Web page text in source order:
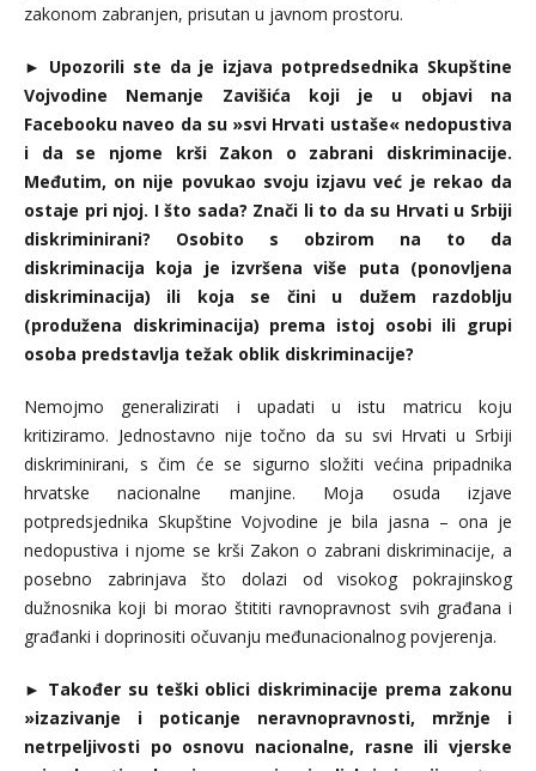
zakonom zabranjen, prisutan u javnom prostoru.
► Upozorili ste da je izjava potpredsednika Skupštine
Vojvodine Nemanje Zavišića koji je u objavi na
Facebooku naveo da su »svi Hrvati ustaše« nedopustiva
i da se njome krši Zakon o zabrani diskriminacije.
Međutim, on nije povukao svoju izjavu već je rekao da
ostaje pri njoj. I što sada? Znači li to da su Hrvati u Srbiji
diskriminirani? Osobito s obzirom na to da
diskriminacija koja je izvršena više puta (ponovljena
diskriminacija) ili koja se čini u dužem razdoblju
(produžena diskriminacija) prema istoj osobi ili grupi
osoba predstavlja težak oblik diskriminacije?
Nemojmo generalizirati i upadati u istu matricu koju
kritiziramo. Jednostavno nije točno da su svi Hrvati u Srbiji
diskriminirani, s čim će se sigurno složiti većina pripadnika
hrvatske nacionalne manjine. Moja osuda izjave
potpredsjednika Skupštine Vojvodine je bila jasna – ona je
nedopustiva i njome se krši Zakon o zabrani diskriminacije, a
posebno zabrinjava što dolazi od visokog pokrajinskog
dužnosnika koji bi morao štititi ravnopravnost svih građana i
građanki i doprinositi očuvanju međunacionalnog povjerenja.
► Također su teški oblici diskriminacije prema zakonu
»izazivanje i poticanje neravnopravnosti, mržnje i
netrpeljivosti po osnovu nacionalne, rasne ili vjerske